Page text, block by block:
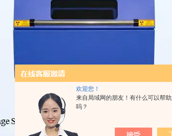
欢迎您！
来自局域网的朋友！有什么可以帮
吗？